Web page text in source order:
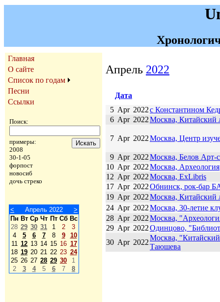
Главная
О сайте
Список по годам
Песни
Ссылки
Поиск:
примеры:
2008
30-1-05
форпост
новосиб
дочь стреко
< Апрель 2022
>
Пн Вт Ср Чт Пт Сб Вс
28 29 30 31 1 2
3
4
5 6 7 8 9
10
11 12 13 14 15 16 17
18 19 20 21 22 23 24
25 26 27 28 29 30
1
2
3 4 5 6 7 8
Апрель 2022
Дата
5 Apr 2022с Константином
6 Apr 2022Москва, Китайский
7 Apr 2022Москва, Центр
9 Apr 2022Москва, Белов Арт-
10 Apr 2022Москва, Археология
12 Apr 2022Москва, ExLibris
17 Apr 2022Обнинск, рок-бар
19 Apr 2022Москва, Китайский
24 Apr 2022Москва, 30-летие
28 Apr 2022Москва,
29 Apr 2022Одинцово,
30 Apr 2022
Москва,
Таюшева